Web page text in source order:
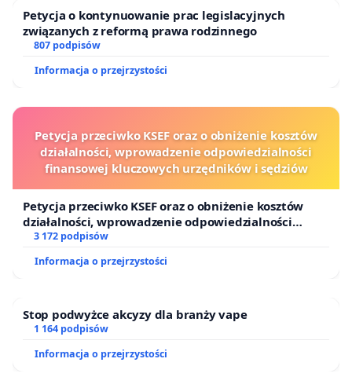
Petycja o kontynuowanie prac legislacyjnych
związanych z reformą prawa rodzinnego
807 podpisów
Informacja o przejrzystości
Petycja przeciwko KSEF oraz o obniżenie kosztów
działalności, wprowadzenie odpowiedzialności
finansowej kluczowych urzędników i sędziów
Petycja przeciwko KSEF oraz o obniżenie kosztów
działalności, wprowadzenie odpowiedzialności
finansowej kluczowych urzędników i sędziów
3 172 podpisów
Informacja o przejrzystości
Stop podwyżce akcyzy dla branży vape
1 164 podpisów
Informacja o przejrzystości